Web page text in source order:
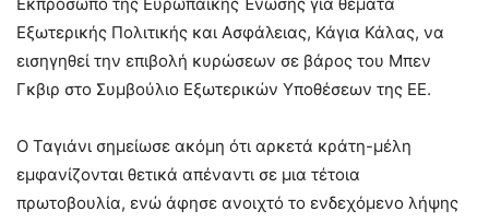
Εξωτερικής Πολιτικής και Ασφάλειας, Κάγια Κάλας, να
εισηγηθεί την επιβολή κυρώσεων σε βάρος του Μπεν
Γκβιρ στο Συμβούλιο Εξωτερικών Υποθέσεων της ΕΕ.
Ο Ταγιάνι σημείωσε ακόμη ότι αρκετά κράτη-μέλη
εμφανίζονται θετικά απέναντι σε μια τέτοια
πρωτοβουλία, ενώ άφησε ανοιχτό το ενδεχόμενο λήψης